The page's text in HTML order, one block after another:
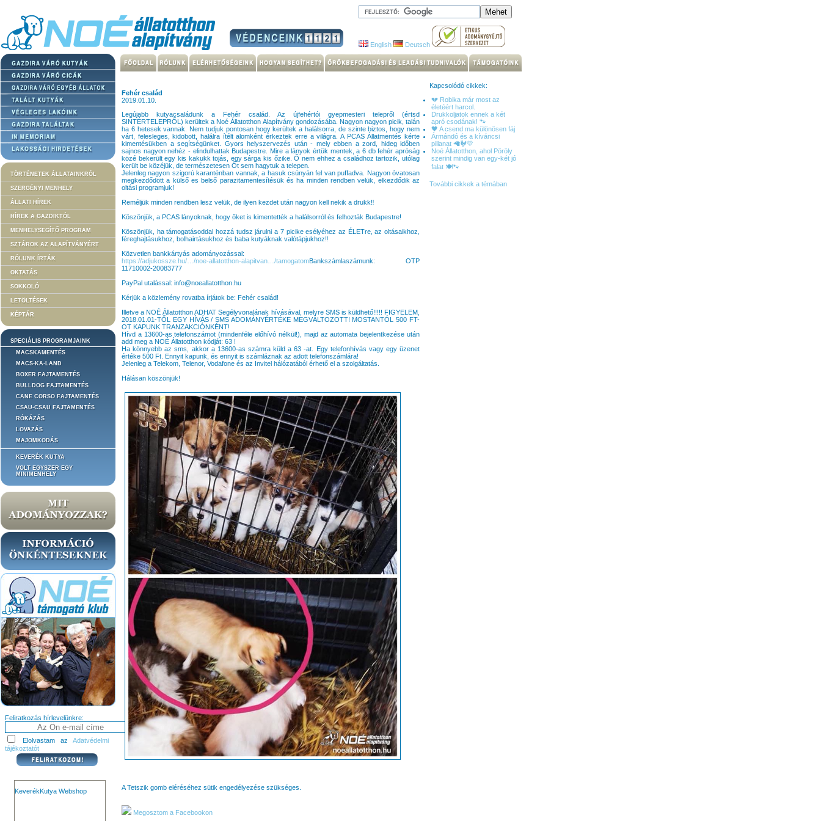
English Deutsch
TÖRTÉNETEK ÁLLATAINKRÓL
SZERGÉNYI MENHELY
ÁLLATI HÍREK
HÍREK A GAZDIKTÓL
MENHELYSEGÍTŐ PROGRAM
SZTÁROK AZ ALAPÍTVÁNYÉRT
RÓLUNK ÍRTÁK
OKTATÁS
SOKKOLÓ
LETÖLTÉSEK
KÉPTÁR
SPECIÁLIS PROGRAMJAINK
MACSKAMENTÉS
MACS-KA-LAND
BOXER FAJTAMENTÉS
BULLDOG FAJTAMENTÉS
CANE CORSO FAJTAMENTÉS
CSAU-CSAU FAJTAMENTÉS
RÓKÁZÁS
LOVAZÁS
MAJOMKODÁS
KEVERÉK KUTYA
VOLT EGYSZER EGY
MINIMENHELY
Feliratkozás hírlevelünkre:
Elolvastam az Adatvédelmi
tájékoztatót
KeverékKutya Webshop
Fehér család
2019.01.10.
Legújabb kutyacsaládunk a Fehér család. Az újfehértói gyepmesteri telepről (értsd
SINTÉRTELEPRŐL) kerültek a Noé Állatotthon Alapítvány gondozásába. Nagyon nagyon picik, talán
ha 6 hetesek vannak. Nem tudjuk pontosan hogy kerültek a halálsorra, de szinte biztos, hogy nem
várt, felesleges, kidobott, halálra ítélt alomként érkeztek erre a világra. A PCAS Állatmentés kérte
kimentésükben a segítségünket. Gyors helyszervezés után - mely ebben a zord, hideg időben
sajnos nagyon nehéz - elindulhattak Budapestre. Mire a lányok értük mentek, a 6 db fehér apróság
közé bekerült egy kis kakukk tojás, egy sárga kis őzike. Ő nem ehhez a családhoz tartozik, utólag
került be közéjük, de természetesen Őt sem hagytuk a telepen.
Jelenleg nagyon szigorú karanténban vannak, a hasuk csúnyán fel van puffadva. Nagyon óvatosan
megkezdődött a külső es belső parazitamentesítésük és ha minden rendben velük, elkezdődik az
oltási programjuk!
Reméljük minden rendben lesz velük, de ilyen kezdet után nagyon kell nekik a drukk‼️
Köszönjük, a PCAS lányoknak, hogy őket is kimentették a halálsorról és felhozták Budapestre!
Köszönjük, ha támogatásoddal hozzá tudsz járulni a 7 picike esélyéhez az ÉLETre, az oltásaikhoz,
féreghajtásukhoz, bolhairtásukhoz és baba kutyáknak valótápjukhoz‼️
Közvetlen bankkártyás adományozással:
https://adjukossze.hu/…/noe-allatotthon-alapitvan…/tamogatomBankszámlaszámunk: OTP
11710002-20083777
PayPal utalással: info@noeallatotthon.hu
Kérjük a közlemény rovatba írjátok be: Fehér család!
Illetve a NOÉ Állatotthon ADHAT Segélyvonalának hívásával, melyre SMS is küldhető!!!!! FIGYELEM,
2018.01.01-TŐL EGY HÍVÁS / SMS ADOMÁNYÉRTÉKE MEGVÁLTOZOTT! MOSTANTÓL 500 FT-
OT KAPUNK TRANZAKCIÓNKÉNT!
Hívd a 13600-as telefonszámot (mindenféle előhívó nélkül!), majd az automata bejelentkezése után
add meg a NOÉ Állatotthon kódját: 63 !
Ha könnyebb az sms, akkor a 13600-as számra küld a 63 -at. Egy telefonhívás vagy egy üzenet
értéke 500 Ft. Ennyit kapunk, és ennyit is számláznak az adott telefonszámlára!
Jelenleg a Telekom, Telenor, Vodafone és az Invitel hálózatából érhető el a szolgáltatás.
Hálásan köszönjük!
A Tetszik gomb eléréséhez sütik engedélyezése szükséges.
Megosztom a Facebookon
Kapcsolódó cikkek:
💔 Robika már most az
életéért harcol.
Drukkoljatok ennek a két
apró csodának! 🐾
🖤 A csend ma különösen fáj
Ármándó és a kíváncsi
pillanat 🦙🐓💛
Noé Állatotthon, ahol Pöröly
szerint mindig van egy-két jó
falat 🍽️🐾
További cikkek a témában